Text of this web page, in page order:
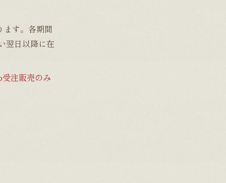
ます。各期間
翌日以降に在
注販売のみ